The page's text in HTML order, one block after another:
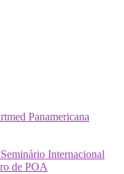
Panamericana
Internacional
de POA